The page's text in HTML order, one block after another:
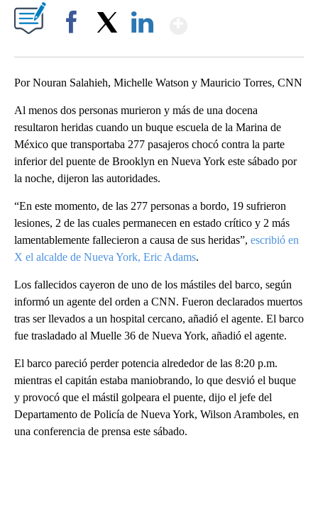
Por Nouran Salahieh, Michelle Watson y Mauricio Torres, CNN
Al menos dos personas murieron y más de una docena
resultaron heridas cuando un buque escuela de la Marina de
México que transportaba 277 pasajeros chocó contra la parte
inferior del puente de Brooklyn en Nueva York este sábado por
la noche, dijeron las autoridades.
“En este momento, de las 277 personas a bordo, 19 sufrieron
lesiones, 2 de las cuales permanecen en estado crítico y 2 más
lamentablemente fallecieron a causa de sus heridas”, escribió en
X el alcalde de Nueva York, Eric Adams.
Los fallecidos cayeron de uno de los mástiles del barco, según
informó un agente del orden a CNN. Fueron declarados muertos
tras ser llevados a un hospital cercano, añadió el agente. El barco
fue trasladado al Muelle 36 de Nueva York, añadió el agente.
El barco pareció perder potencia alrededor de las 8:20 p.m.
mientras el capitán estaba maniobrando, lo que desvió el buque
y provocó que el mástil golpeara el puente, dijo el jefe del
Departamento de Policía de Nueva York, Wilson Aramboles, en
una conferencia de prensa este sábado.